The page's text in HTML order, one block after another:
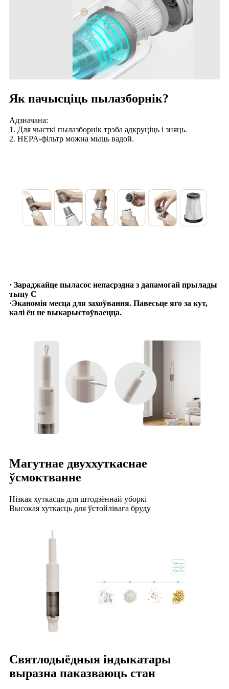
Як пачысціць пылазборнік?
Адзначана:
1. Для чысткі пылазборнік трэба адкруціць і зняць.
2. HEPA-фільтр можна мыць вадой.
· Зараджайце пыласос непасрэдна з дапамогай прылады
тыпу C
·Эканомія месца для захоўвання. Павесьце яго за кут,
калі ён не выкарыстоўваецца.
Магутнае двуххуткаснае
ўсмоктванне
Нізкая хуткасць для штодзённай уборкі
Высокая хуткасць для ўстойлівага бруду
Святлодыёдныя індыкатары
выразна паказваюць стан